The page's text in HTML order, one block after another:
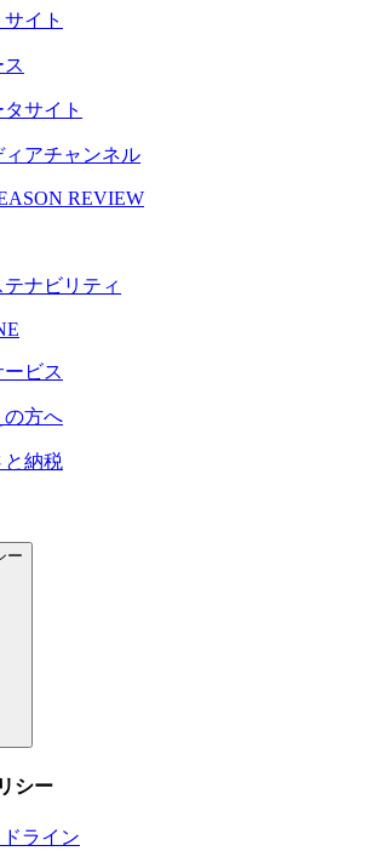
イト
タサイト
ィアチャンネル
REVIEW
テナビリティ
ビス
の方へ
と納税
ー
シー
ライン